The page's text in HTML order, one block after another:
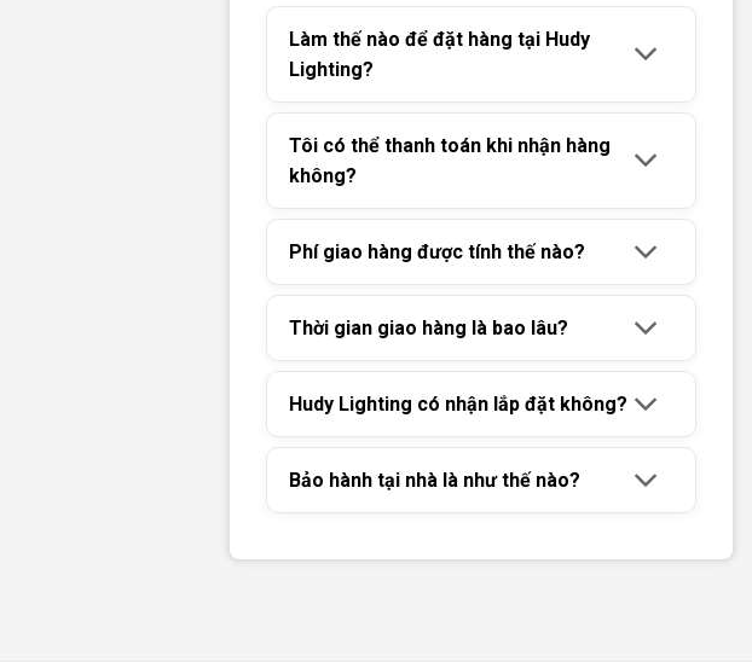
Làm thế nào để đặt hàng tại Hudy
Lighting?
Tôi có thể thanh toán khi nhận hàng
không?
Phí giao hàng được tính thế nào?
Thời gian giao hàng là bao lâu?
Hudy Lighting có nhận lắp đặt không?
Bảo hành tại nhà là như thế nào?